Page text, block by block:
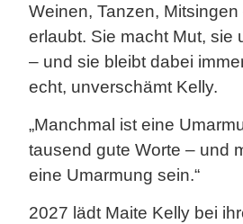
Weinen, Tanzen,
erlaubt. Sie macht Mut, sie
– und sie bleibt dabei
echt, unverschämt Kelly.
„Manchmal ist eine
tausend gute Worte – und
eine Umarmung sein.“
2027 lädt Maite Kelly bei